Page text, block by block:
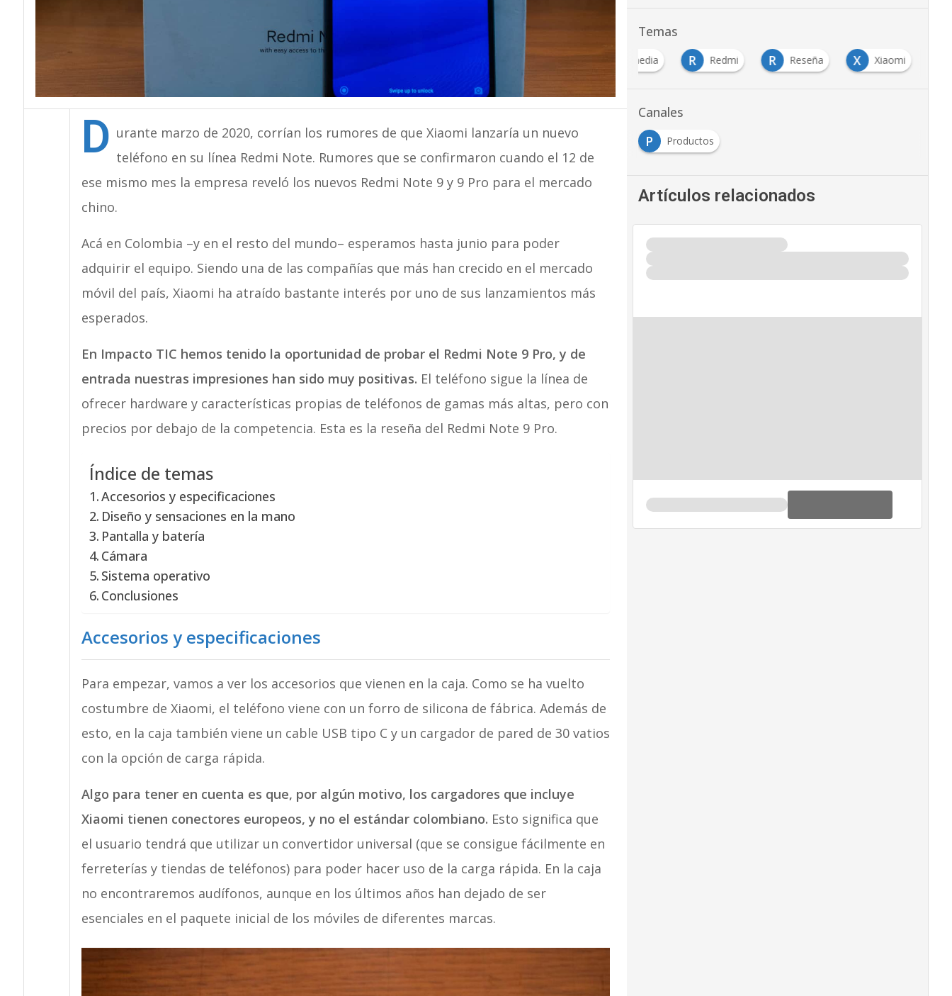
D urante marzo de 2020, corrían los rumores de que Xiaomi lanzaría un nuevo
teléfono en su línea Redmi Note. Rumores que se confirmaron cuando el 12 de
ese mismo mes la empresa reveló los nuevos Redmi Note 9 y 9 Pro para el mercado
chino.
Acá en Colombia –y en el resto del mundo– esperamos hasta junio para poder
adquirir el equipo. Siendo una de las compañías que más han crecido en el mercado
móvil del país, Xiaomi ha atraído bastante interés por uno de sus lanzamientos más
esperados.
En Impacto TIC hemos tenido la oportunidad de probar el Redmi Note 9 Pro, y de
entrada nuestras impresiones han sido muy positivas. El teléfono sigue la línea de
ofrecer hardware y características propias de teléfonos de gamas más altas, pero con
precios por debajo de la competencia. Esta es la reseña del Redmi Note 9 Pro.
Índice de temas
Accesorios y especificaciones
Diseño y sensaciones en la mano
Pantalla y batería
Cámara
Sistema operativo
Conclusiones
Accesorios y especificaciones
Para empezar, vamos a ver los accesorios que vienen en la caja. Como se ha vuelto
costumbre de Xiaomi, el teléfono viene con un forro de silicona de fábrica. Además de
esto, en la caja también viene un cable USB tipo C y un cargador de pared de 30 vatios
con la opción de carga rápida.
Algo para tener en cuenta es que, por algún motivo, los cargadores que incluye
Xiaomi tienen conectores europeos, y no el estándar colombiano. Esto significa que
el usuario tendrá que utilizar un convertidor universal (que se consigue fácilmente en
ferreterías y tiendas de teléfonos) para poder hacer uso de la carga rápida. En la caja
no encontraremos audífonos, aunque en los últimos años han dejado de ser
esenciales en el paquete inicial de los móviles de diferentes marcas.
Temas
Gama media R Redmi R Reseña X Xiaomi
Canales
P
Productos
Artículos relacionados